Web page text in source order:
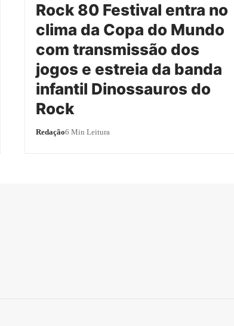
Rock 80 Festival entra no
clima da Copa do Mundo
com transmissão dos
jogos e estreia da banda
infantil Dinossauros do
Rock
Redação6 Min Leitura